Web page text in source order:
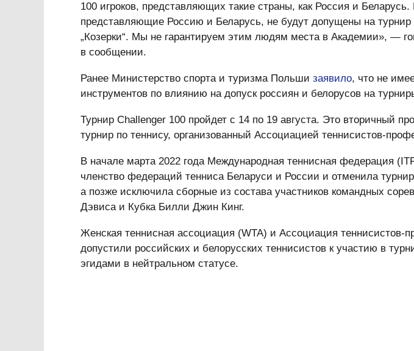
100 игроков, представляющих такие страны, как Россия и Беларусь.
представляющие Россию и Беларусь, не будут допущены на турнир
„Козерки“. Мы не гарантируем этим людям места в Академии», —
в сообщении.
Ранее Министерство спорта и туризма Польши заявило, что не
инструментов по влиянию на допуск россиян и белорусов на
Турнир Challenger 100 пройдет с 14 по 19 августа. Это вторичный
турнир по теннису, организованный Ассоциацией теннисистов-
В начале марта 2022 года Международная теннисная федерация
членство федераций тенниса Беларуси и России и отменила
а позже исключила сборные из состава участников командных
Дэвиса и Кубка Билли Джин Кинг.
Женская теннисная ассоциация (WTA) и Ассоциация теннисистов-
допустили российских и белорусских теннисистов к участию в
эгидами в нейтральном статусе.